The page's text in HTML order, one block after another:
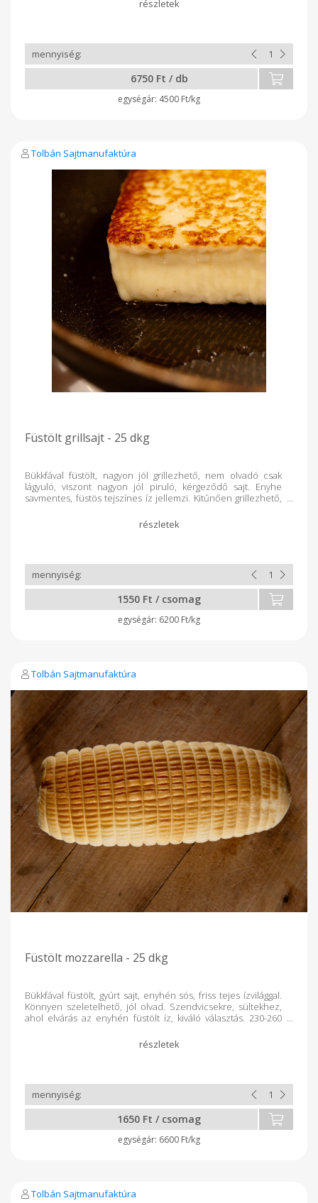
6750 Ft / db
4500 Ft/kg
Tolbán Sajtmanufaktúra
Füstölt grillsajt - 25 dkg
Bükkfával füstölt, nagyon jól grillezhető, nem olvadó csak
lágyuló, viszont nagyon jól piruló, kérgeződő sajt. Enyhe
savmentes, füstös tejszínes íz jellemzi. Kitűnően grillezhető,
grammos kiszerelésben kapható, vákuum csomagolva.
Eltarthatóságát bontatlanul 30 napig szavatoljuk. Mérés után
1550 Ft / csomag
6200 Ft/kg
Tolbán Sajtmanufaktúra
Füstölt mozzarella - 25 dkg
Bükkfával füstölt, gyúrt sajt, enyhén sós, friss tejes ízvilággal.
Könnyen szeletelhető, jól olvad. Szendvicsekre, sültekhez,
ahol elvárás az enyhén füstölt íz, kiváló választás. 230-260
Eltarthatóságát bontatlanul 21 napig szavatoljuk. Mérés után
1650 Ft / csomag
6600 Ft/kg
Tolbán Sajtmanufaktúra